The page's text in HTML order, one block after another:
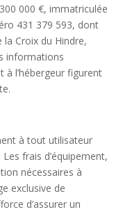
000 €, immatriculée
431 379 593, dont
Croix du Hindre,
informations
à l’hébergeur figurent
à tout utilisateur
frais d’équipement,
nécessaires à
exclusive de
d’assurer un